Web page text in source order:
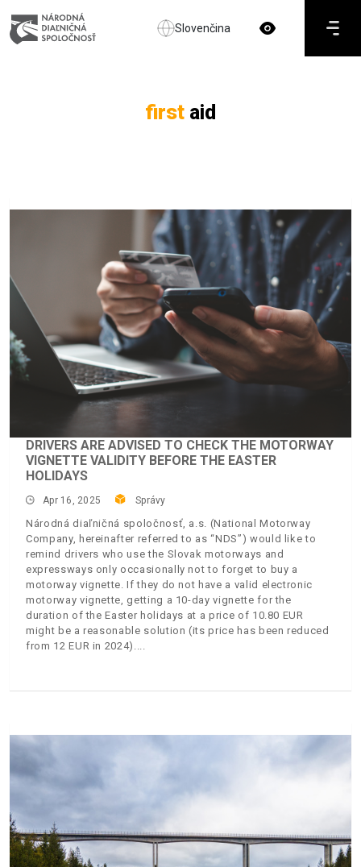
Slovenčina
first aid
DRIVERS ARE ADVISED TO CHECK THE MOTORWAY
VIGNETTE VALIDITY BEFORE THE EASTER
HOLIDAYS
Apr 16, 2025 Správy
Národná diaľničná spoločnosť, a.s. (National Motorway
Company, hereinafter referred to as “NDS”) would like to
remind drivers who use the Slovak motorways and
expressways only occasionally not to forget to buy a
motorway vignette. If they do not have a valid electronic
motorway vignette, getting a 10-day vignette for the
duration of the Easter holidays at a price of 10.80 EUR
might be a reasonable solution (its price has been reduced
from 12 EUR in 2024).